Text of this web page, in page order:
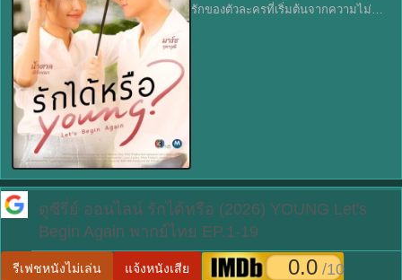
รักของตัวละครที่เริ่มต้นจากความไม่
ดูซีรี่ย์ ออนไลน์ รักได้หรือ (2026) YOUNG Let's
Begin Again พากย์ไทย EP.1-19
รีเฟชหนังไม่เล่น แจ้งหนังเสีย 0.0 /10